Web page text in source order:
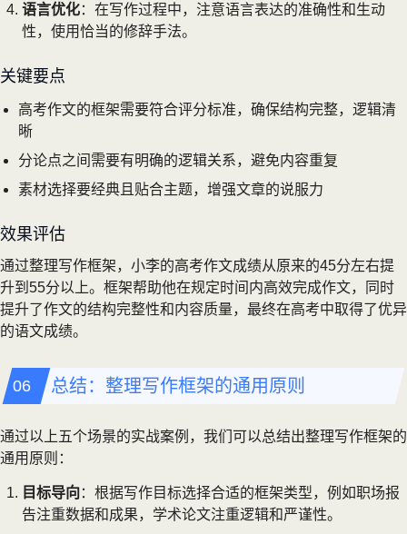
语言优化：在写作过程中，注意语言表达的准确性和生动
性，使用恰当的修辞手法。
关键要点
高考作文的框架需要符合评分标准，确保结构完整，逻辑清
晰
分论点之间需要有明确的逻辑关系，避免内容重复
素材选择要经典且贴合主题，增强文章的说服力
效果评估
通过整理写作框架，小李的高考作文成绩从原来的45分左右提
升到55分以上。框架帮助他在规定时间内高效完成作文，同时
提升了作文的结构完整性和内容质量，最终在高考中取得了优异
的语文成绩。
总结：整理写作框架的通用原则
通过以上五个场景的实战案例，我们可以总结出整理写作框架的
通用原则：
目标导向 ：根据写作目标选择合适的框架类型，例如职场报
告注重数据和成果，学术论文注重逻辑和严谨性。